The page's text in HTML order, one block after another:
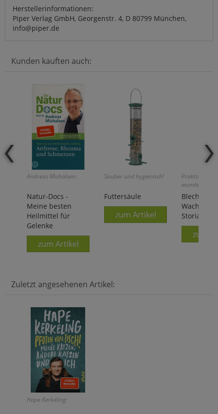
Herstellerinformationen:
Piper Verlag GmbH, Georgenstr. 4, D 80799 München,
info@piper.de
Kunden kauften auch:
Andreas Michalsen:
Natur-Docs -
Meine besten
Heilmittel für
Gelenke
zum Artikel
Sauber und hygienisch!
Futtersäule
zum Artikel
Praktisch und
wunderschön!
Blechdose
Storia di
zum
Zuletzt angesehenen Artikel:
Hape Kerkeling: